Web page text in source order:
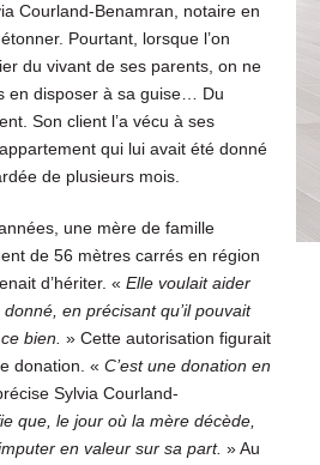
Courland-Benamran, notaire en
Pourtant, lorsque l’on
du vivant de ses parents, on ne
en disposer à sa guise… Du
Son client l’a vécu à ses
qui lui avait été donné
de plusieurs mois.
une mère de famille
de 56 mètres carrés en région
d’hériter. « Elle voulait aider
en précisant qu’il pouvait
bien. » Cette autorisation figurait
donation. « C’est une donation en
Sylvia Courland-
que, le jour où la mère décède,
en valeur sur sa part. » Au